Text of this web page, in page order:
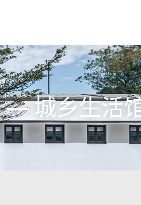
— 城乡生活